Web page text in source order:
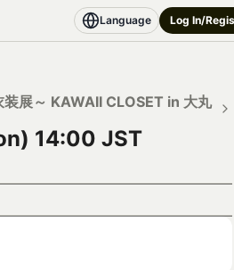
Language Log In/
装展～ KAWAII CLOSET in 大丸
14:00 JST